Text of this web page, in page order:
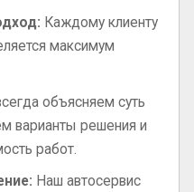
Каждому клиенту
максимум
объясняем суть
варианты решения и
работ.
Наш автосервис